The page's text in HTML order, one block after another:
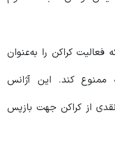
کراکن را به‌عنوان
کند. این آژانس
از کراکن جهت بازپس